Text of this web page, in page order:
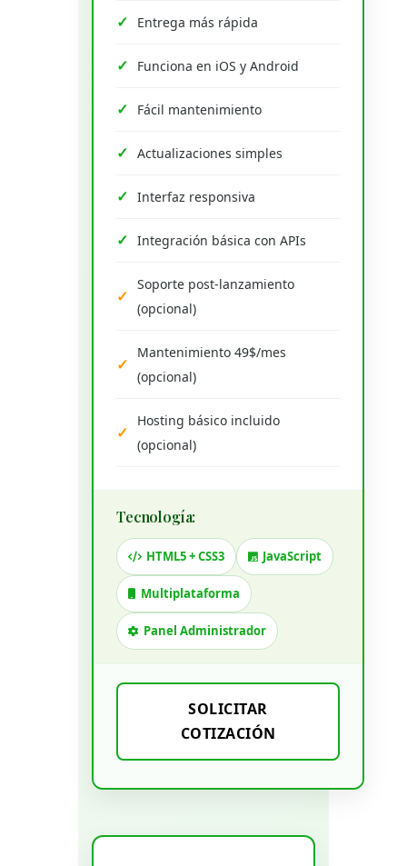
Entrega más rápida
Funciona en iOS y Android
Fácil mantenimiento
Actualizaciones simples
Interfaz responsiva
Integración básica con APIs
Soporte post-lanzamiento
(opcional)
Mantenimiento 49$/mes
(opcional)
Hosting básico incluido
(opcional)
Tecnología:
HTML5 + CSS3 JavaScript
Multiplataforma
Panel Administrador
SOLICITAR
COTIZACIÓN